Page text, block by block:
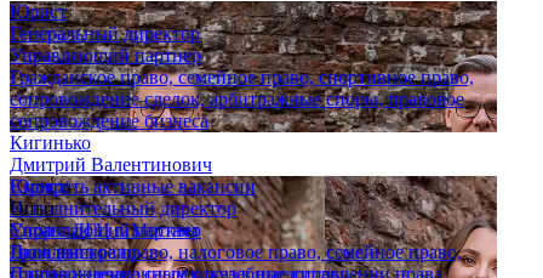
Юрист
Генеральный директор
Управляющий партнер
Гражданское право, семейное право, спортивное право,
сопровождение сделок, арбитражные споры, правовое
сопровождение бизнеса
Кигинько
Дмитрий Валентинович
Юрист
Исполнительный директор
Управляющий партнер
Гражданское право, налоговое право, семейное право,
Смотреть активные вакансии
Опыт
Спор с ДГИ г. Москвы
Дело выиграно